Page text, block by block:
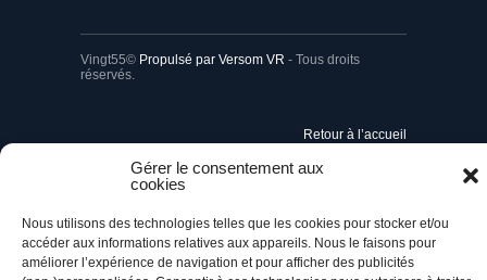
Gérer le consentement aux
cookies
Nous utilisons des technologies telles que les cookies pour stocker et/ou
accéder aux informations relatives aux appareils. Nous le faisons pour
améliorer l’expérience de navigation et pour afficher des publicités
Vingt55© Propulsé par Versom VR - Tous droits
réservés.
Retour à l’accueil